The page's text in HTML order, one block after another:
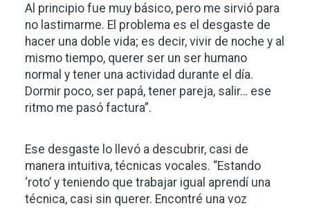
Al principio fue muy básico, pero me sirvió para
no lastimarme. El problema es el desgaste de
hacer una doble vida; es decir, vivir de noche y al
mismo tiempo, querer ser un ser humano
normal y tener una actividad durante el día.
Dormir poco, ser papá, tener pareja, salir… ese
ritmo me pasó factura”.
Ese desgaste lo llevó a descubrir, casi de
manera intuitiva, técnicas vocales. “Estando
‘roto’ y teniendo que trabajar igual aprendí una
técnica, casi sin querer. Encontré una voz